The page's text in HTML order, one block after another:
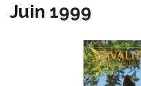
Juin 1999